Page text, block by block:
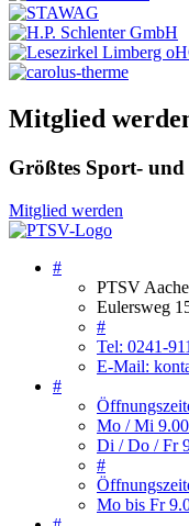
Mitglied
Größtes Sport-
Mitglied werden
#
PTSV
Eulersweg
#
Tel: 0241-
E-Mail:
#
Mo / Mi
Di / Do / Fr
#
Mo bis Fr